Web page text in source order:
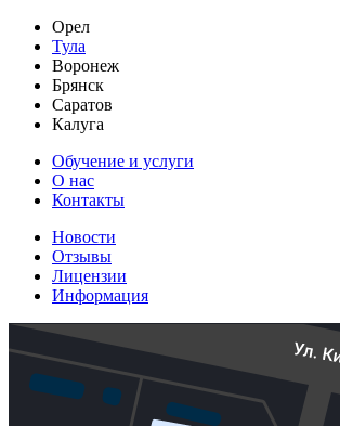
Орел
Тула
Воронеж
Брянск
Саратов
Калуга
Обучение и услуги
О нас
Контакты
Новости
Отзывы
Лицензии
Информация